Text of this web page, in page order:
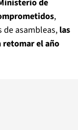
de
,
de asambleas, las
retomar el año